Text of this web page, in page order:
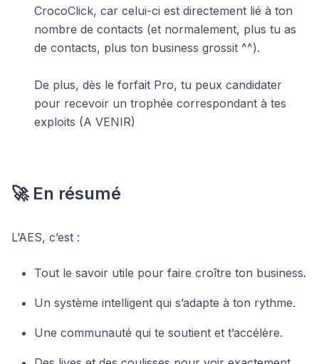
CrocoClick, car celui-ci est directement lié à ton
nombre de contacts (et normalement, plus tu as
de contacts, plus ton business grossit ^^).
De plus, dès le forfait Pro, tu peux candidater
pour recevoir un trophée correspondant à tes
exploits (A VENIR)
🚀 En résumé
L’AES, c’est :
Tout le savoir utile pour faire croître ton business.
Un système intelligent qui s’adapte à ton rythme.
Une communauté qui te soutient et t’accélère.